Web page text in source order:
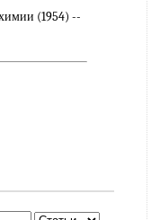
(1954) --